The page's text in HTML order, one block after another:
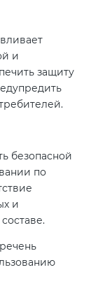
и
защиту
безопасной
по
и